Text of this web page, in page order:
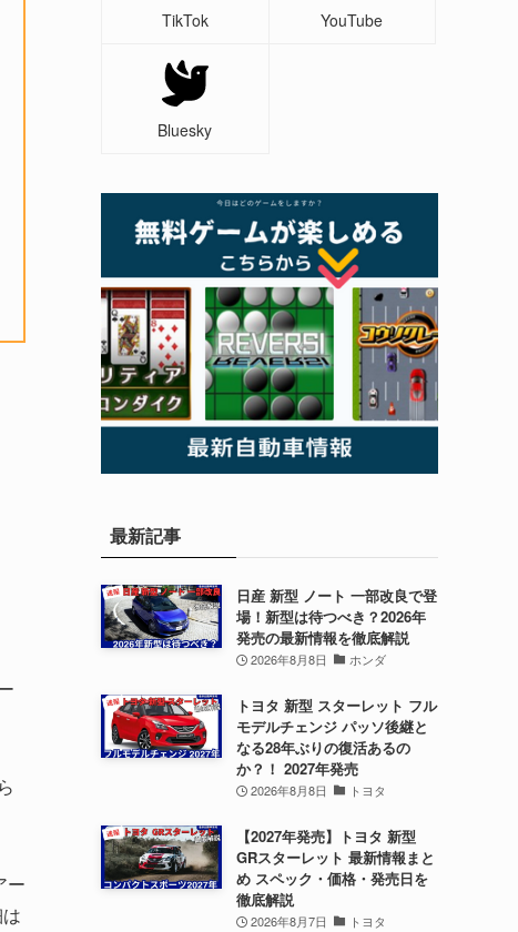
ー
TikTok YouTube
Bluesky
最新記事
日産 新型 ノート 一部改良で登
場！新型は待つべき？2026年
発売の最新情報を徹底解説
2026年8月8日 ホンダ
トヨタ 新型 スターレット フル
モデルチェンジ パッソ後継と
なる28年ぶりの復活あるの
か？！ 2027年発売
2026年8月8日 トヨタ
【2027年発売】トヨタ 新型
GRスターレット 最新情報まと
め スペック・価格・発売日を
徹底解説
2026年8月7日 トヨタ